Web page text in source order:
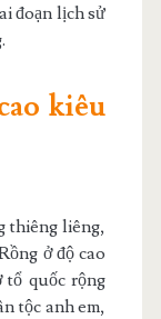
đoạn lịch sử
kiêu
thiêng liêng,
ở độ cao
tổ quốc rộng
tộc anh em,